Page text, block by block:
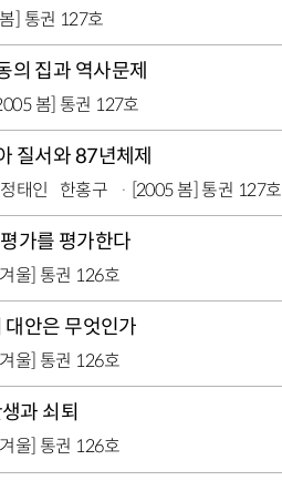
] 통권 127호
의 집과 역사문제
봄] 통권 127호
질서와 87년체제
정태인 한홍구 [2005 봄] 통권 127호
가를 평가한다
울] 통권 126호
대안은 무엇인가
울] 통권 126호
과 쇠퇴
울] 통권 126호